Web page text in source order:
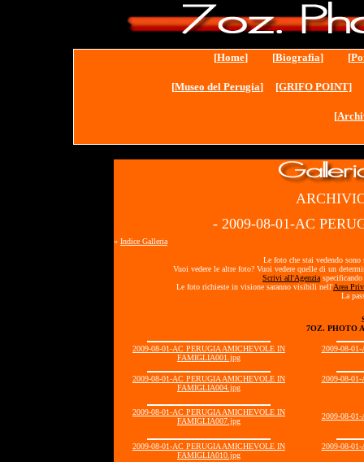
[Home] [Biografia] [
[Museo del Perugia] [GRIFO POINT]
[
- 2009-08-01-AC
« Indice Galleria
Le foto che stai vedendo
Vuoi vedere le altre foto? Vuoi vedere quelle di un
Scrivi all'Agenzia
Le foto richieste in visione saranno visibili nell'Area
La
7OZ. PHOTO
2009-08-01-AC PERUGIA AMICHEVOLE IN
FAMIGLIA001.jpg
2009-08-
2009-08-01-AC PERUGIA AMICHEVOLE IN
FAMIGLIA004.jpg
2009-08-
2009-08-01-AC PERUGIA AMICHEVOLE IN
FAMIGLIA007.jpg
2009-08-
2009-08-01-AC PERUGIA AMICHEVOLE IN
FAMIGLIA010.jpg
2009-08-